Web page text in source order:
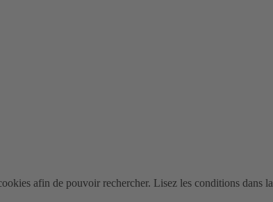
afin de pouvoir rechercher. Lisez les conditions dans la